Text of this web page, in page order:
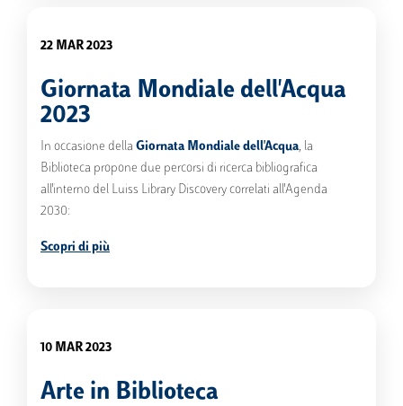
22 MAR 2023
Giornata Mondiale dell'Acqua
2023
In occasione della Giornata Mondiale dell'Acqua, la
Biblioteca propone due percorsi di ricerca bibliografica
all'interno del Luiss Library Discovery correlati all'Agenda
2030:
Scopri di più
10 MAR 2023
Arte in Biblioteca